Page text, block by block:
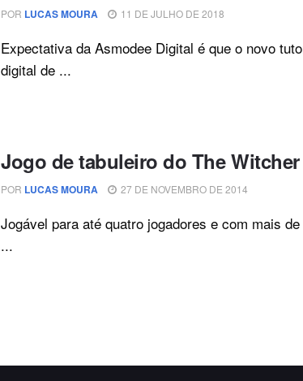
POR LUCAS MOURA 11 DE JULHO DE 2018
Expectativa da Asmodee Digital é que o novo
digital de ...
Jogo de tabuleiro do The
POR LUCAS MOURA 27 DE NOVEMBRO DE 2014
Jogável para até quatro jogadores e com mais
...